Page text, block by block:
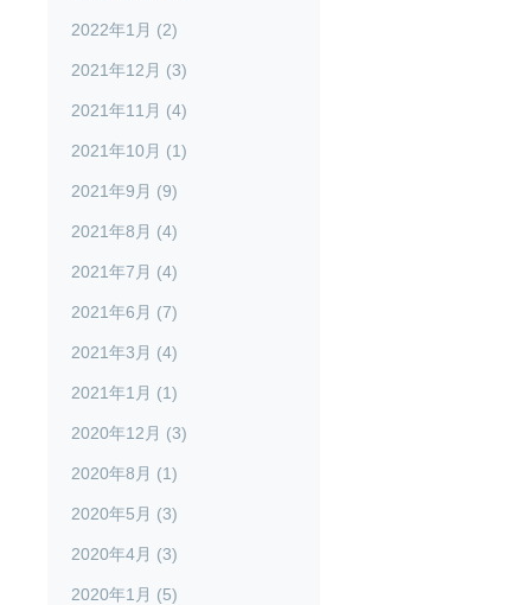
2022年1月 (2)
2021年12月 (3)
2021年11月 (4)
2021年10月 (1)
2021年9月 (9)
2021年8月 (4)
2021年7月 (4)
2021年6月 (7)
2021年3月 (4)
2021年1月 (1)
2020年12月 (3)
2020年8月 (1)
2020年5月 (3)
2020年4月 (3)
2020年1月 (5)